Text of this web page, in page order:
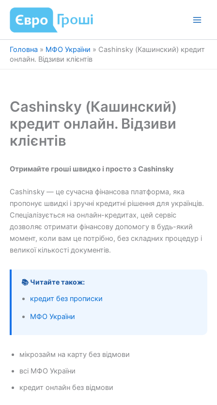
Перейти
вмісту
Головна » МФО України » Cashinsky (Кашинский) кредит
онлайн. Відзиви клієнтів
Cashinsky (Кашинский)
кредит онлайн. Відзиви
клієнтів
Отримайте гроші швидко і просто з Cashinsky
Cashinsky — це сучасна фінансова платформа, яка
пропонує швидкі і зручні кредитні рішення для українців.
Спеціалізується на онлайн-кредитах, цей сервіс
дозволяє отримати фінансову допомогу в будь-який
момент, коли вам це потрібно, без складних процедур і
великої кількості документів.
📚 Читайте також:
кредит без прописки
МФО України
мікрозайм на карту без відмови
всі МФО України
кредит онлайн без відмови